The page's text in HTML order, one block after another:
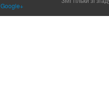
Google+